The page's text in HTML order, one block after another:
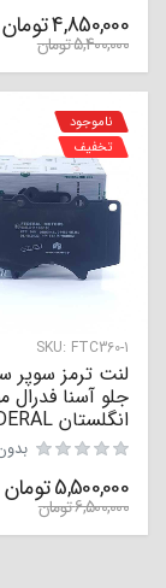
4,850,000تومان
5,400,000تومان
SKU: FTC360-1
ناموجود
تخفیف
لنت ترمز سوپر
جلو آسنا فدرال
انگلستان FEDERAL
5,500,000تومان
6,500,000تومان